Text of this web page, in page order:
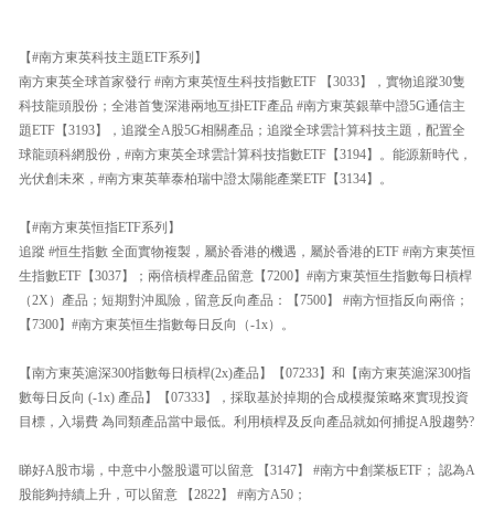
【#南方東英科技主題ETF系列】
南方東英全球首家發行 #南方東英恆生科技指數ETF 【3033】，實物追蹤30隻
科技龍頭股份；全港首隻深港兩地互掛ETF產品 #南方東英銀華中證5G通信主
題ETF【3193】，追蹤全A股5G相關產品；追蹤全球雲計算科技主題，配置全
球龍頭科網股份，#南方東英全球雲計算科技指數ETF【3194】。能源新時代，
光伏創未來，#南方東英華泰柏瑞中證太陽能產業ETF【3134】。
【#南方東英恒指ETF系列】
追蹤 #恒生指數 全面實物複製，屬於香港的機遇，屬於香港的ETF #南方東英恒
生指數ETF【3037】；兩倍槓桿產品留意【7200】#南方東英恒生指數每日槓桿
（2X）產品；短期對沖風險，留意反向產品：【7500】 #南方恒指反向兩倍；
【7300】#南方東英恒生指數每日反向（-1x）。
【南方東英滬深300指數每日槓桿(2x)產品】【07233】和【南方東英滬深300指
數每日反向 (-1x) 產品】【07333】，採取基於掉期的合成模擬策略來實現投資
目標，入場費 為同類產品當中最低。利用槓桿及反向產品就如何捕捉A股趨勢?
睇好A股市場，中意中小盤股還可以留意 【3147】 #南方中創業板ETF； 認為A
股能夠持續上升，可以留意 【2822】 #南方A50；